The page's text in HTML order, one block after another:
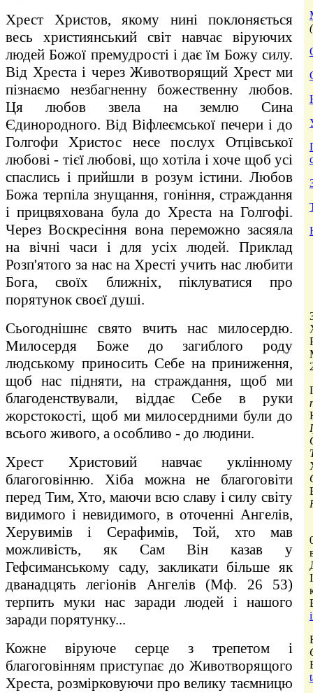
Хрест Христов, якому нині поклоняється
весь християнський світ навчає віруючих
людей Божої премудрості і дає їм Божу силу.
Від Хреста і через Животворящий Хрест ми
пізнаємо незбагненну божественну любов.
Ця любов звела на землю Сина
Єдинородного. Від Віфлеємської печери і до
Голгофи Христос несе послух Отцівської
любові - тієї любові, що хотіла і хоче щоб усі
спаслись і прийшли в розум істини. Любов
Божа терпіла знущання, гоніння, страждання
і прицвяхована була до Хреста на Голгофі.
Через Воскресіння вона переможно засяяла
на вічні часи і для усіх людей. Приклад
Розп'ятого за нас на Хресті учить нас любити
Бога, своїх ближніх, піклуватися про
порятунок своєї душі.
Сьогоднішнє свято вчить нас милосердю.
Милосердя Боже до загиблого роду
людському приносить Себе на приниження,
щоб нас підняти, на страждання, щоб ми
благоденствували, віддає Себе в руки
жорстокості, щоб ми милосердними були до
всього живого, а особливо - до людини.
Хрест Христовий навчає уклінному
благоговінню. Хіба можна не благоговіти
перед Тим, Хто, маючи всю славу і силу світу
видимого і невидимого, в оточенні Ангелів,
Херувимів і Серафимів, Той, хто мав
можливість, як Сам Він казав у
Гефсиманському саду, закликати більше як
дванадцять легіонів Ангелів (Мф. 26 53)
терпить муки нас заради людей і нашого
заради порятунку...
Кожне віруюче серце з трепетом і
благоговінням приступає до Животворящого
Хреста, розмірковуючи про велику таємницю